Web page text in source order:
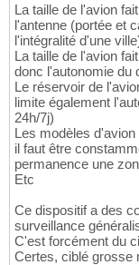
La taille de l'avion
l'antenne (portée et
l'intégralité d'une
La taille de l'avion
donc l'autonomie du
Le réservoir de
limite également
24h/7j)
Les modèles
il faut être
permanence une
Etc
Ce dispositif a des
surveillance
C'est forcément du
Certes, ciblé grosse